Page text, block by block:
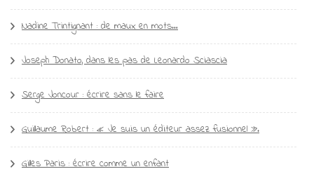
Nadine Trintignant : de maux en mots…
Joseph Donato, dans les pas de Leonardo Sciascia
Serge Joncour : écrire sans le faire
Guillaume Robert : « Je suis un éditeur assez fusionnel ».
Gilles Paris : écrire comme un enfant